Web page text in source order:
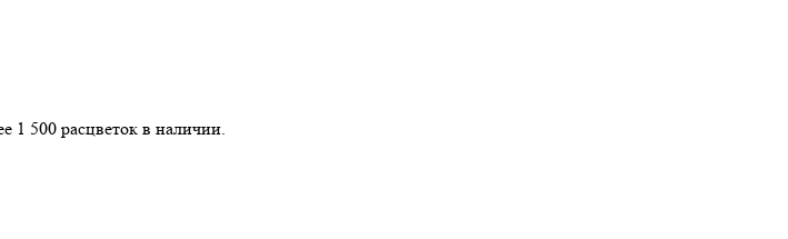
1 500 расцветок в наличии.